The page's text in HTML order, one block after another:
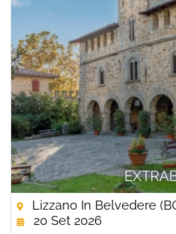
Lizzano In Belvedere
20 Set 2026